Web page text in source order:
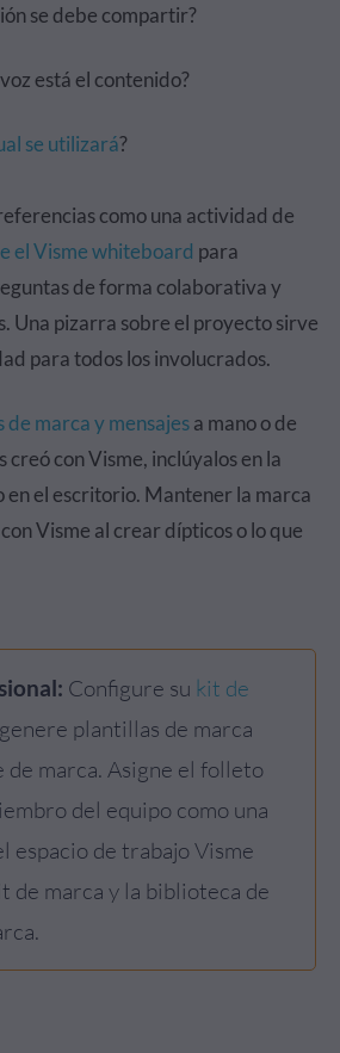
se debe compartir?
está el contenido?
se utilizará?
como una actividad de
el Visme whiteboard para
de forma colaborativa y
Una pizarra sobre el proyecto sirve
para todos los involucrados.
de marca y mensajesa mano o de
creó con Visme, inclúyalos en la
el escritorio. Mantener la marca
Visme al crear dípticos o lo que
Configure su kit de
plantillas de marca
de marca. Asigne el folleto
del equipo como una
espacio de trabajo Visme
de marca y la biblioteca de